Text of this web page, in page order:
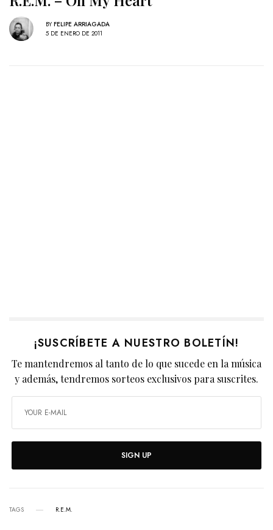
BY FELIPE ARRIAGADA
5 DE ENERO DE 2011
¡SUSCRÍBETE A NUESTRO BOLETÍN!
Te mantendremos al tanto de lo que sucede en la música
y además, tendremos sorteos exclusivos para suscrites.
SIGN UP
TAGS R.E.M.